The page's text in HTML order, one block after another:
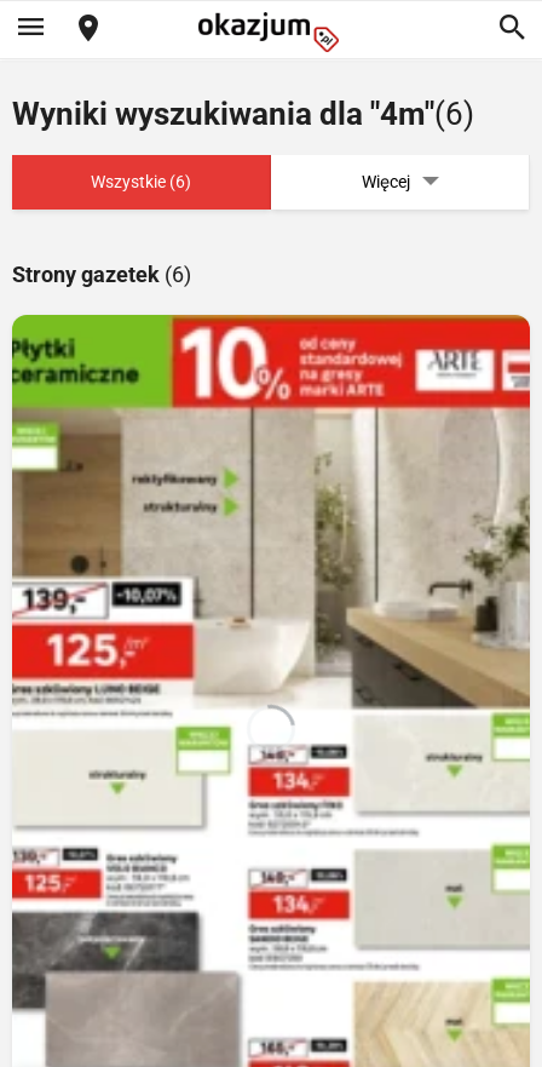
Wyniki wyszukiwania dla "4m"(6)
Wszystkie (6) Więcej
Strony gazetek (6)